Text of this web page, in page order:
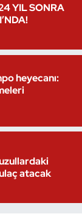
YIL SONRA
heyecanı:
atacak